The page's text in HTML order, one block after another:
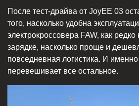
После тест-драйва от JoyEE 03
того, насколько удобна
электрокроссовера FAW, как
зарядке, насколько проще и
повседневная логистика. И
перевешивает все остальное.